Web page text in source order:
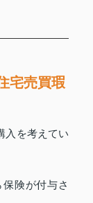
宅売買瑕
入を考えてい
険が付与さ